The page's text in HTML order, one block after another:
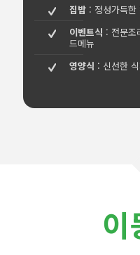
집밥 : 정성가득한
이벤트식 : 전문조
드메뉴
영양식 : 신선한
이